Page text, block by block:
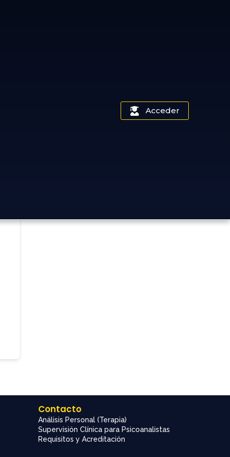
Acceder
Contacto
Análisis Personal (Terapia)
Supervisión Clínica para Psicoanalistas
Requisitos y Acreditación